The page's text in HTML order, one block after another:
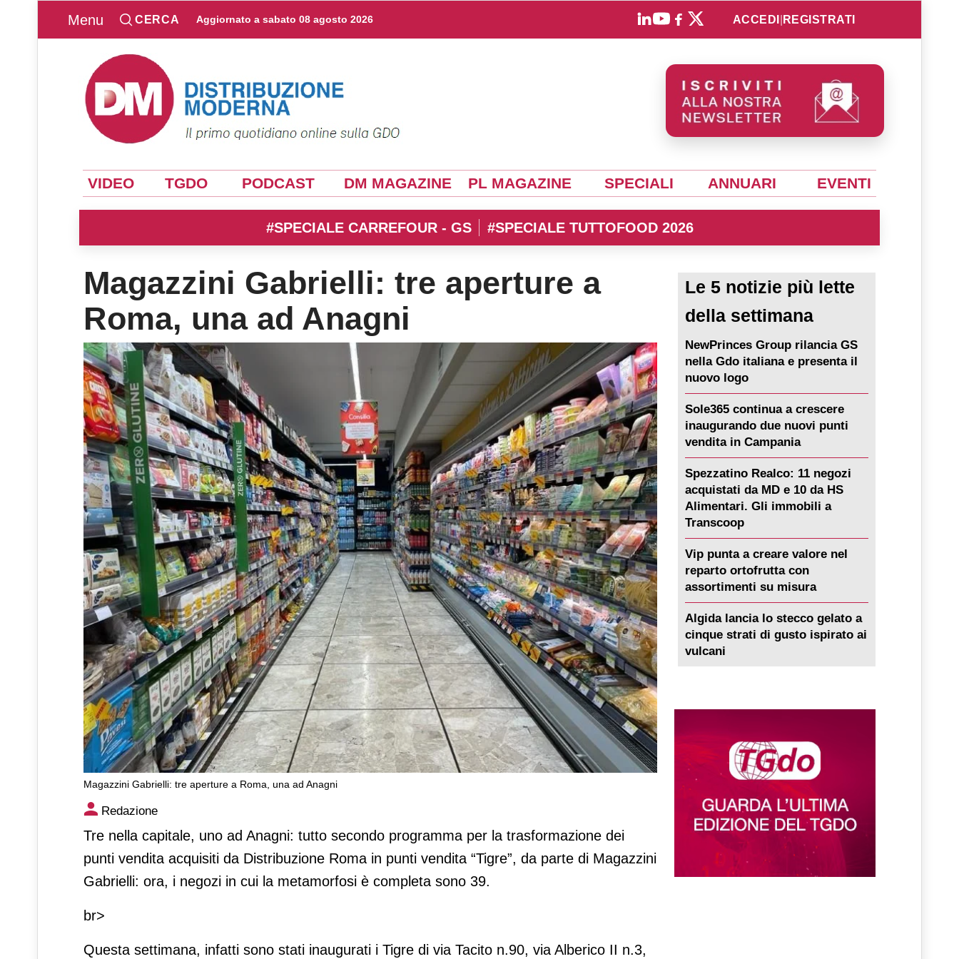
Menu CERCA Aggiornato a sabato 08 agosto 2026 ACCEDI REGISTRATI
VIDEO TGDO PODCAST DM MAGAZINE PL MAGAZINE SPECIALI ANNUARI EVENTI
#SPECIALE CARREFOUR - GS #SPECIALE TUTTOFOOD 2026
Magazzini Gabrielli: tre aperture a
Roma, una ad Anagni
Magazzini Gabrielli: tre aperture a Roma, una ad Anagni
Magazzini Gabrielli: tre aperture a Roma, una ad Anagni
Redazione
Tre nella capitale, uno ad Anagni: tutto secondo programma per la trasformazione dei
punti vendita acquisiti da Distribuzione Roma in punti vendita “Tigre”, da parte di Magazzini
Gabrielli: ora, i negozi in cui la metamorfosi è completa sono 39.
br>
Questa settimana, infatti sono stati inaugurati i Tigre di via Tacito n.90, via Alberico II n.3,
Le 5 notizie più lette
della settimana
NewPrinces Group rilancia GS
nella Gdo italiana e presenta il
nuovo logo
Sole365 continua a crescere
inaugurando due nuovi punti
vendita in Campania
Spezzatino Realco: 11 negozi
acquistati da MD e 10 da HS
Alimentari. Gli immobili a
Transcoop
Vip punta a creare valore nel
reparto ortofrutta con
assortimenti su misura
Algida lancia lo stecco gelato a
cinque strati di gusto ispirato ai
vulcani